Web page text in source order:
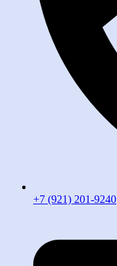
+7 (921) 201-9240